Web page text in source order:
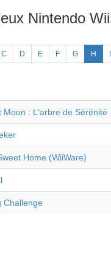
Nintendo Wii
C D E F G H
Moon : L'arbre de Sérénité
Home (WiiWare)
Challenge